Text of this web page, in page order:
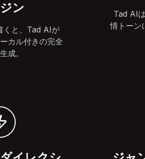
ン
くと、Tad AIが
カル付きの完全
成。
Tad AI
情トーン